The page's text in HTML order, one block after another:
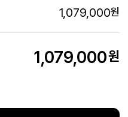
1,079,000원
1,079,000원